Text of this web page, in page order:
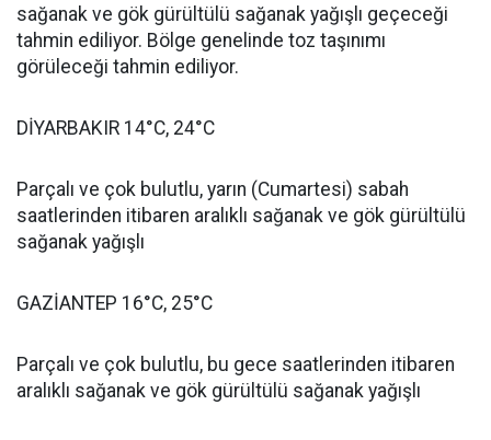
sağanak ve gök gürültülü sağanak yağışlı geçeceği
tahmin ediliyor. Bölge genelinde toz taşınımı
görüleceği tahmin ediliyor.
DİYARBAKIR 14°C, 24°C
Parçalı ve çok bulutlu, yarın (Cumartesi) sabah
saatlerinden itibaren aralıklı sağanak ve gök gürültülü
sağanak yağışlı
GAZİANTEP 16°C, 25°C
Parçalı ve çok bulutlu, bu gece saatlerinden itibaren
aralıklı sağanak ve gök gürültülü sağanak yağışlı